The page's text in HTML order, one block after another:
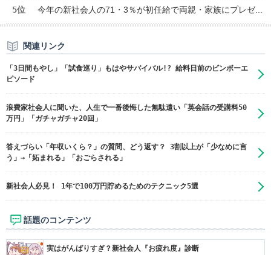
5位 今年の新社会人の71・3％が初任給で両親・家族にプレゼ...
関連リンク
「3日間もやし」「試食巡り」もはやサバイバル!? 給料日前のビンボーエ
ピソード
浪費家社会人に聞いた、人生で一番後悔した無駄遣い「英会話の受講料50
万円」「ガチャガチャ20回」
答えづらい「年収いくら？」の質問、どう返す？ 3割以上が「少なめに言
う」→「妬まれる」「おごらされる」
新社会人必見！ 1年で100万円貯めるためのテクニック5選
話題のコンテンツ
実はがんばりすぎ？新社会人『お疲れ度』診断